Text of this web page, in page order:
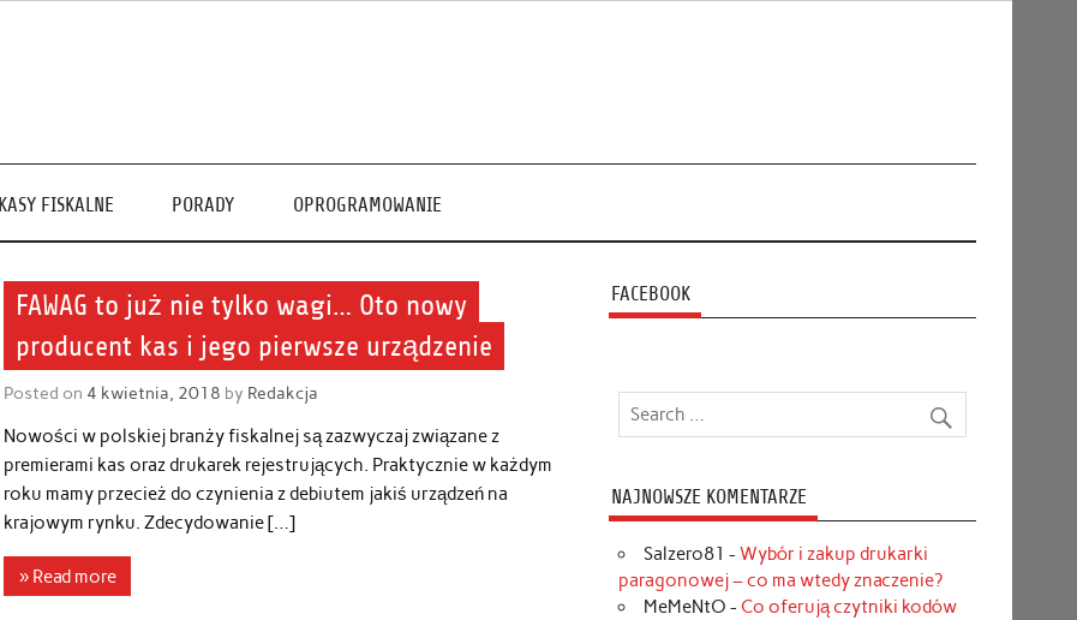
KASY FISKALNE PORADY OPROGRAMOWANIE
FAWAG to już nie tylko wagi… Oto nowy
producent kas i jego pierwsze urządzenie
Posted on 4 kwietnia, 2018 by Redakcja
Nowości w polskiej branży fiskalnej są zazwyczaj związane z
premierami kas oraz drukarek rejestrujących. Praktycznie w każdym
roku mamy przecież do czynienia z debiutem jakiś urządzeń na
krajowym rynku. Zdecydowanie […]
» Read more
FACEBOOK
NAJNOWSZE KOMENTARZE
Salzero81 - Wybór i zakup drukarki
paragonowej – co ma wtedy znaczenie?
MeMeNtO - Co oferują czytniki kodów